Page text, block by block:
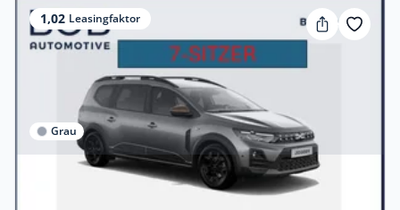
1,02 Leasingfaktor
Grau
Privat & Gewerbe